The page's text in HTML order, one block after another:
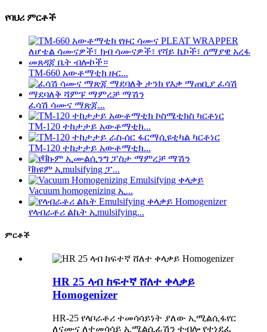
የባህሪ ምርቶች
TM-660 አውቶማቲክ ዙር...
ፈሳሽ ሳሙና ማጽጃ...
TM-120 ተከታታይ አውቶማቲክ...
TM-120 ተከታታይ አውቶማቲክ...
ቫክዩም ኢmulsifying ፓ...
Vacuum homogenizing ኢ...
የላብራቶሪ ልኬት ኢmulsifying...
ምርቶች
HR 25 ላብ ከፍተኛ ሸለተ ቀላቃይ
Homogenizer
HR-25 የላቦራቶሪ ተመሳሳይነት ያለው ኢሚልሲፋየር
ለናሙና ለተመሳሳይ ኢሚልሲፊሽን ተብሎ የተነደፈ